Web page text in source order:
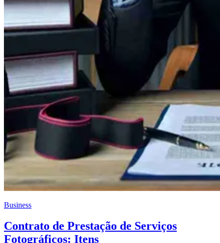
Business
Contrato de Prestação de Serviços
Fotográficos: Itens